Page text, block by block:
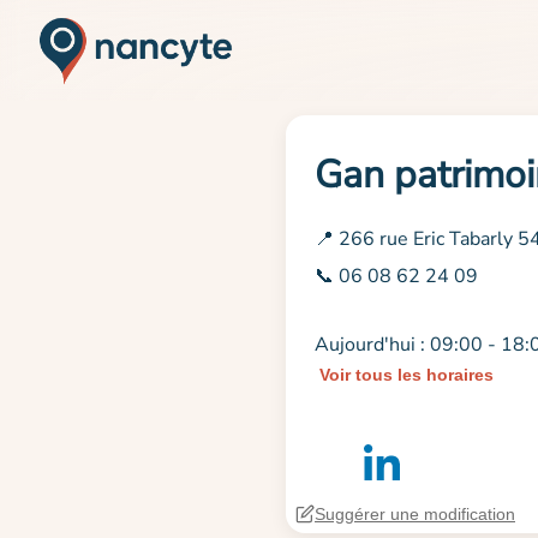
Gan
📍 266 rue Eric Tabarly
📞 06 08 62 24 09
Aujourd'hui : 09:00 -
Voir tous les horaires
Suggérer une modification